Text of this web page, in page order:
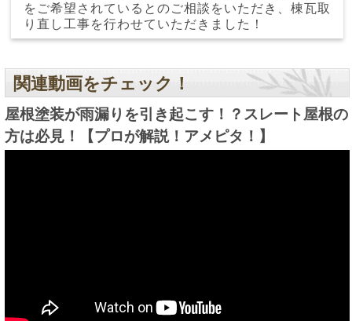
をご希望されているとのご相談をいただき、棟瓦取
り直し工事を行わせていただきました！
関連動画をチェック！
屋根塗装が雨漏りを引き起こす！？スレート屋根の
方は必見！【プロが解説！アメピタ！】